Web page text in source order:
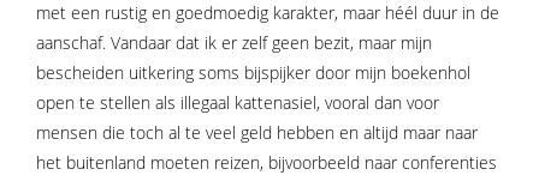
met een rustig en goedmoedig karakter, maar héél duur in de
aanschaf. Vandaar dat ik er zelf geen bezit, maar mijn
bescheiden uitkering soms bijspijker door mijn boekenhol
open te stellen als illegaal kattenasiel, vooral dan voor
mensen die toch al te veel geld hebben en altijd maar naar
het buitenland moeten reizen, bijvoorbeeld naar conferenties